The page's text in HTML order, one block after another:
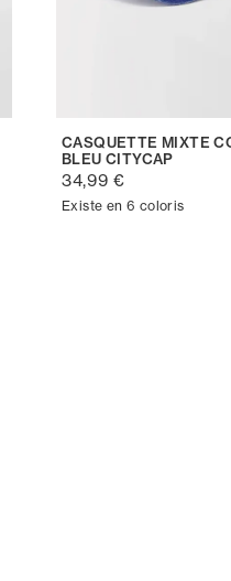
CASQUETTE MIXTE
BLEU CITYCAP
34,99 €
Existe en 6 coloris